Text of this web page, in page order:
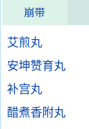
崩带
艾煎丸
安坤赞育丸
补宫丸
醋煮香附丸